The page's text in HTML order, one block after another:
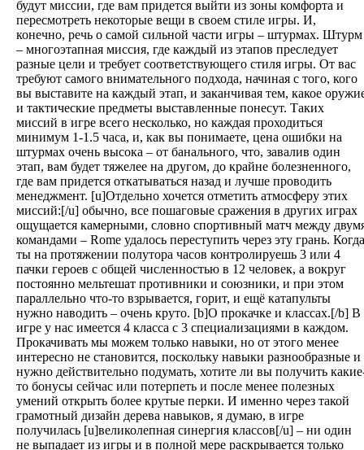
будут миссии, где вам придется выйти из зоны комфорта и
пересмотреть некоторые вещи в своем стиле игры. И,
конечно, речь о самой сильной части игры – штурмах. Штурм
– многоэтапная миссия, где каждый из этапов преследует
разные цели и требует соответствующего стиля игры. От вас
требуют самого внимательного подхода, начиная с того, кого
вы выставите на каждый этап, и заканчивая тем, какое
и тактические предметы выставленные понесут. Таких
миссий в игре всего несколько, но каждая проходиться
минимум 1-1.5 часа, и, как вы понимаете, цена ошибки на
штурмах очень высока – от банального, что, завалив один
этап, вам будет тяжелее на другом, до крайне болезненного,
где вам придется откатываться назад и лучше проводить
менеджмент. [u]Отдельно хочется отметить атмосферу этих
миссий:[/u] обычно, все пошаговые сражения в других играх
ощущается камерными, словно спортивный матч между
командами – Rome удалось переступить через эту грань. Когда
ты на протяжении полутора часов контролируешь 3 или 4
пачки героев с общей численностью в 12 человек, а вокруг
постоянно мельтешат противники и союзники, и при этом
параллельно что-то взрывается, горит, и ещё катапульты
нужно наводить – очень круто. [b]О прокачке и классах.[/b] В
игре у нас имеется 4 класса с 3 специализациями в каждом.
Прокачивать мы можем только навыки, но от этого менее
интересно не становится, поскольку навыки разнообразные и
нужно действительно подумать, хотите ли вы получить
то бонусы сейчас или потерпеть и после менее полезных
умений открыть более крутые перки. И именно через такой
грамотный дизайн дерева навыков, я думаю, в игре
получилась [u]великолепная синергия классов[/u] – ни один
не выпадает из игры и в полной мере раскрывается только